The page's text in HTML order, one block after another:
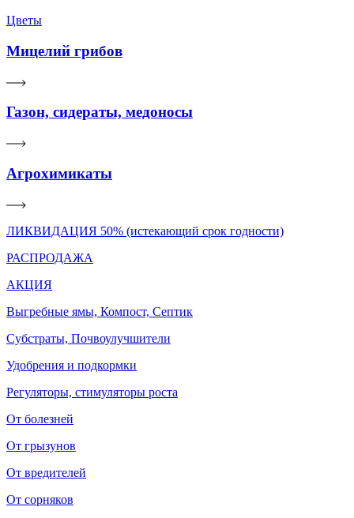
Цветы
Мицелий грибов
Газон, сидераты, медоносы
Агрохимикаты
ЛИКВИДАЦИЯ 50% (истекающий срок годности)
РАСПРОДАЖА
АКЦИЯ
Выгребные ямы, Компост, Септик
Субстраты, Почвоулучшители
Удобрения и подкормки
Регуляторы, стимуляторы роста
От болезней
От грызунов
От вредителей
От сорняков